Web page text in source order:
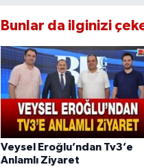
Bunlar da ilginizi
Veysel Eroğlu’ndan Tv3’e
Anlamlı Ziyaret